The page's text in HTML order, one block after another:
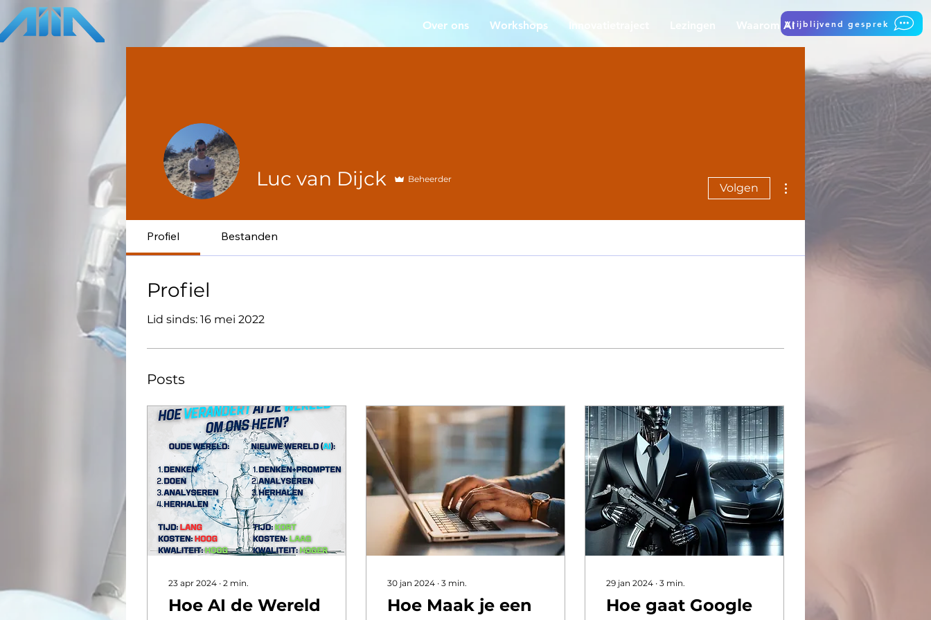
Vrijblijvend gesprek
Over ons Workshops Innovatietraject Waarom AI
Luc van Dijck Beheerder
Volgen
Profiel Bestanden
Profiel
Lid sinds: 16 mei 2022
Posts
23 apr 2024 ∙ 2 min.
Hoe AI de Wereld
30 jan 2024 ∙ 3 min.
Hoe Maak je een
29 jan 2024 ∙ 3 min.
Hoe gaat Google